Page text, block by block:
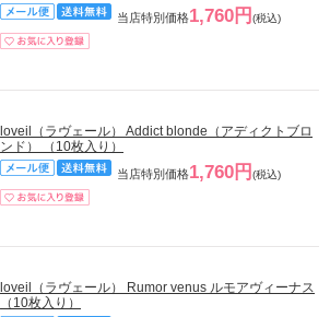
当店特別価格1,760円 (税込)
loveil（ラヴェール） Addict blonde（アディクトブロ
ンド） （10枚入り）
当店特別価格1,760円 (税込)
loveil（ラヴェール） Rumor venus ルモアヴィーナス
（10枚入り）